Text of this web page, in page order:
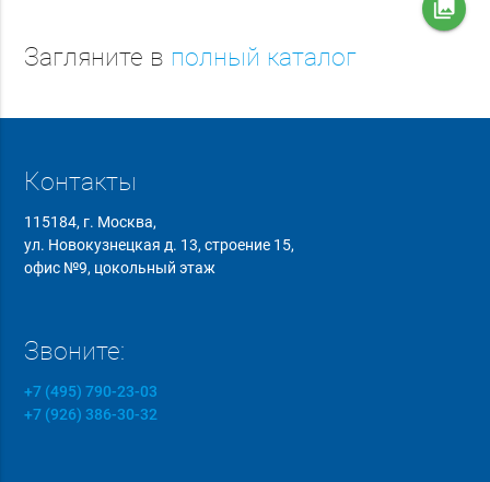
collections
Загляните в полный каталог
Контакты
115184, г. Москва,
ул. Новокузнецкая д. 13, строение 15,
офис №9, цокольный этаж
Звоните:
+7 (495) 790-23-03
+7 (926) 386-30-32